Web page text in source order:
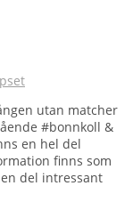
utan matcher
#bonnkoll &
en hel del
finns som
del intressant